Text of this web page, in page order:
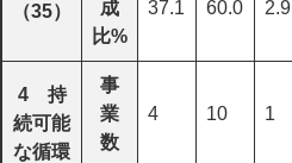
（35）
成
比%
37.1 60.0 2.9
4 持
続可能
な循環
事
業
数
4 10 1